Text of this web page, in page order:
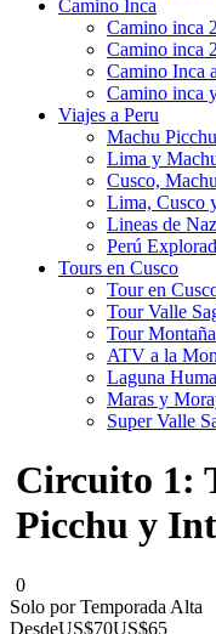
Camino Inca
Camino inca
Camino inca
Camino Inca
Camino inca
Viajes a Peru
Machu
Lima y
Cusco,
Lima, Cusco
Lineas de
Perú
Tours en Cusco
Tour en
Tour Valle
Tour
ATV a la
Laguna
Maras y
Super Valle
Circuito 1:
Picchu y
0
Solo por Temporada Alta
DesdeUS$70US$65